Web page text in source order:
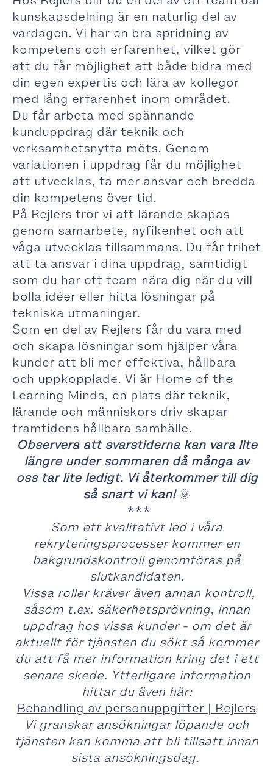
kunskapsdelning är en naturlig del av
vardagen. Vi har en bra spridning av
kompetens och erfarenhet, vilket gör
att du får möjlighet att både bidra med
din egen expertis och lära av kollegor
med lång erfarenhet inom området.
Du får arbeta med spännande
kunduppdrag där teknik och
verksamhetsnytta möts. Genom
variationen i uppdrag får du möjlighet
att utvecklas, ta mer ansvar och bredda
din kompetens över tid.
På Rejlers tror vi att lärande skapas
genom samarbete, nyfikenhet och att
våga utvecklas tillsammans. Du får frihet
att ta ansvar i dina uppdrag, samtidigt
som du har ett team nära dig när du vill
bolla idéer eller hitta lösningar på
tekniska utmaningar.
Som en del av Rejlers får du vara med
och skapa lösningar som hjälper våra
kunder att bli mer effektiva, hållbara
och uppkopplade. Vi är Home of the
Learning Minds, en plats där teknik,
lärande och människors driv skapar
framtidens hållbara samhälle.
Observera att svarstiderna kan vara lite
längre under sommaren då många av
oss tar lite ledigt. Vi återkommer till dig
så snart vi kan! 🌞
***
Som ett kvalitativt led i våra
rekryteringsprocesser kommer en
bakgrundskontroll genomföras på
slutkandidaten.
Vissa roller kräver även annan kontroll,
såsom t.ex. säkerhetsprövning, innan
uppdrag hos vissa kunder - om det är
aktuellt för tjänsten du sökt så kommer
du att få mer information kring det i ett
senare skede. Ytterligare information
hittar du även här:
Behandling av personuppgifter | Rejlers
Vi granskar ansökningar löpande och
tjänsten kan komma att bli tillsatt innan
sista ansökningsdag.